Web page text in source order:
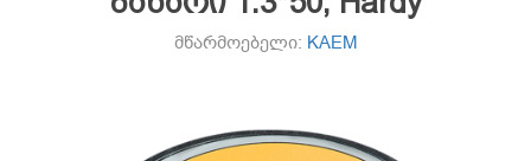
მწარმოებელი: KAEM